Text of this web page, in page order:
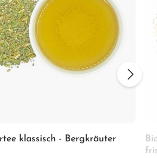
klassisch - Bergkräuter